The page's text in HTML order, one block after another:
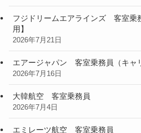
フジドリームエアラインズ 客室乗
用】
2026年7月21日
エアージャパン 客室乗務員（キャ
2026年7月16日
大韓航空 客室乗務員
2026年7月4日
エミレーツ航空 客室乗務員